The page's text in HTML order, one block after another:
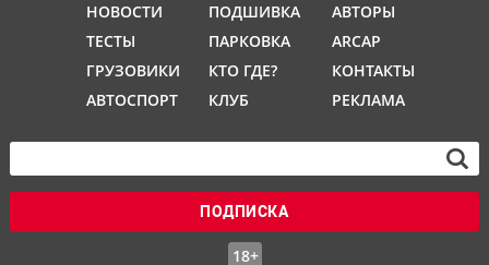
НОВОСТИ
ТЕСТЫ
ГРУЗОВИКИ
АВТОСПОРТ
ПОДШИВКА
ПАРКОВКА
КТО ГДЕ?
КЛУБ
АВТОРЫ
ARCAP
КОНТАКТЫ
РЕКЛАМА
ПОДПИСКА
18+